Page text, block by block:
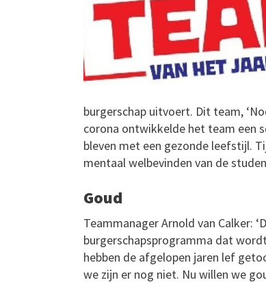
burgerschap uitvoert. Dit team,
corona ontwikkelde het team een
bleven met een gezonde leefstijl.
mentaal welbevinden van de
Goud
Teammanager Arnold van Calker:
burgerschapsprogramma dat
hebben de afgelopen jaren lef
we zijn er nog niet. Nu willen we